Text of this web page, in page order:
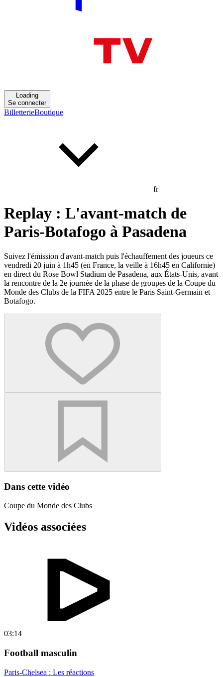
Loading
Se connecter
BilletterieBoutique
fr
Replay : L'avant-match de
Paris-Botafogo à Pasadena
Suivez l'émission d'avant-match puis l'échauffement des joueurs ce
vendredi 20 juin à 1h45 (en France, la veille à 16h45 en Californie)
en direct du Rose Bowl Stadium de Pasadena, aux États-Unis, avant
la rencontre de la 2e journée de la phase de groupes de la Coupe du
Monde des Clubs de la FIFA 2025 entre le Paris Saint-Germain et
Botafogo.
Dans cette vidéo
Coupe du Monde des Clubs
Vidéos associées
03:14
Football masculin
Paris-Chelsea : Les réactions